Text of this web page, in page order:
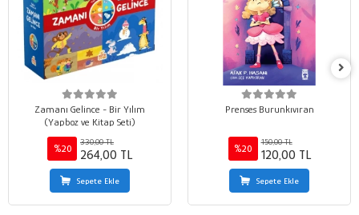
Zamanı Gelince - Bir Yılım
(Yapboz ve Kitap Seti)
%20
330,00 TL
264,00 TL
Sepete Ekle
Prenses Burunkıvıran
%20
150,00 TL
120,00 TL
Sepete Ekle